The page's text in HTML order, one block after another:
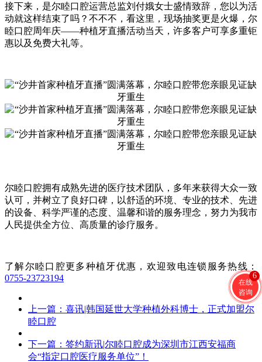
在线
咨询
6
接下来，是尔睦口腔运营总监刘付娥女士盛情致辞，您以为活
动就这样结束了吗？不不不，看这里，现场抽奖更是火爆，尔
睦口腔周年庆——种植牙直播活动当天，许多客户可享多重钜
惠以及免费大礼等。
尔睦口腔拥有成熟先进的医疗技术团队，多年来获得大众一致
认可，并树立了良好口碑，以舒适的环境、专业的技术、先进
的设备、科学严谨的态度、温馨和谐的服务理念，努力为我市
人民提供全方位、高质量的诊疗服务。
了解尔睦口腔更多种植牙优惠，欢迎致电连锁服务热线：
0755-23723194
上一篇： 喜讯|韩国延世大学种植外科博士，正式加盟尔
睦口腔
下一篇： 签约新讯|尔睦口腔成为深圳市江西安福商
会“指定口腔医疗服务单位”！